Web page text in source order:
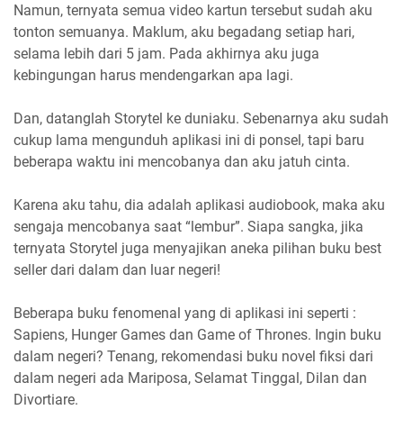
Namun, ternyata semua video kartun tersebut sudah aku
tonton semuanya. Maklum, aku begadang setiap hari,
selama lebih dari 5 jam. Pada akhirnya aku juga
kebingungan harus mendengarkan apa lagi.
Dan, datanglah Storytel ke duniaku. Sebenarnya aku sudah
cukup lama mengunduh aplikasi ini di ponsel, tapi baru
beberapa waktu ini mencobanya dan aku jatuh cinta.
Karena aku tahu, dia adalah aplikasi audiobook, maka aku
sengaja mencobanya saat “lembur”. Siapa sangka, jika
ternyata Storytel juga menyajikan aneka pilihan buku best
seller dari dalam dan luar negeri!
Beberapa buku fenomenal yang di aplikasi ini seperti :
Sapiens, Hunger Games dan Game of Thrones. Ingin buku
dalam negeri? Tenang, rekomendasi buku novel fiksi dari
dalam negeri ada Mariposa, Selamat Tinggal, Dilan dan
Divortiare.